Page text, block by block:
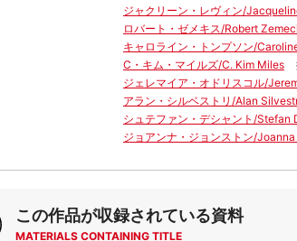
ジャクリーン・レヴィン/
ロバート・ゼメキス/Robert
キャロライン・トンプソン/
C・キム・マイルズ/C. Kim Miles
ジェレマイア・オドリスコル/
アラン・シルベストリ/Alan
シュテファン・デシャント/Stefan
ジョアンナ・ジョンストン/
この作品が収録されている資料
MATERIALS CONTAINING TITLE